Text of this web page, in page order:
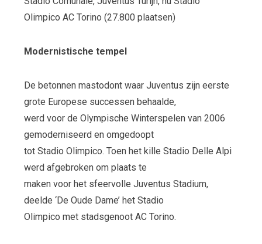
Olimpico AC Torino (27.800 plaatsen)
Modernistische tempel
De betonnen mastodont waar Juventus zijn eerste
grote Europese successen behaalde,
werd voor de Olympische Winterspelen van 2006
gemoderniseerd en omgedoopt
tot Stadio Olimpico. Toen het kille Stadio Delle Alpi
werd afgebroken om plaats te
maken voor het sfeervolle Juventus Stadium,
deelde ‘De Oude Dame’ het Stadio
Olimpico met stadsgenoot AC Torino.